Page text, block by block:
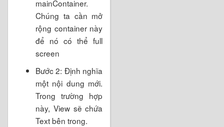
mainContainer.
Chúng ta cần mở
rộng container này
để nó có thể full
screen
Bước 2: Định nghĩa
một nội dung mới.
Trong trường hợp
này, View sẽ chứa
Text bên trong.